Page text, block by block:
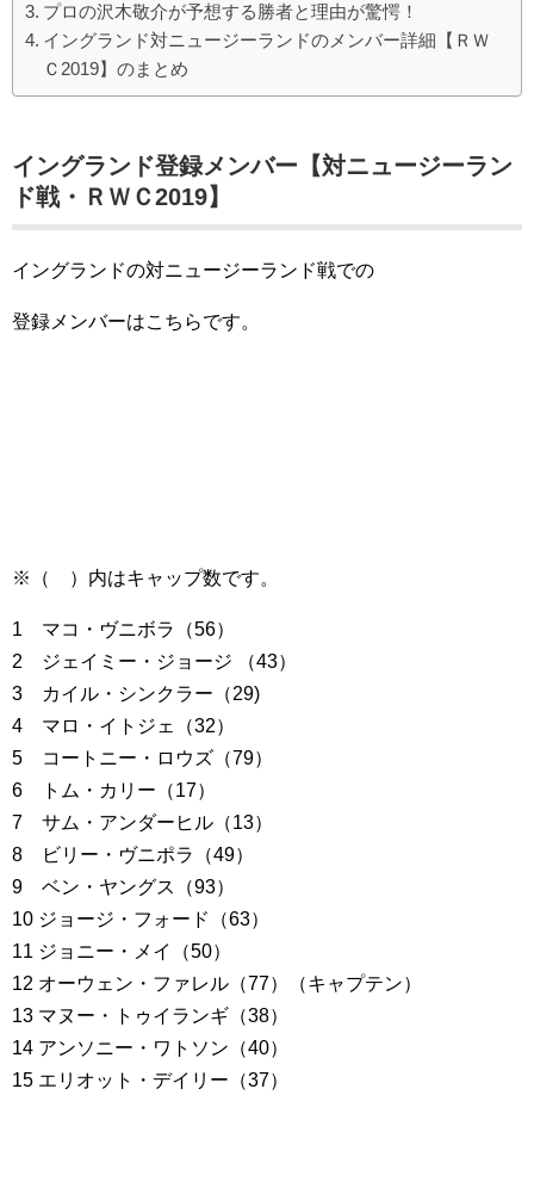
プロの沢木敬介が予想する勝者と理由が驚愕！
イングランド対ニュージーランドのメンバー詳細【ＲＷ
Ｃ2019】のまとめ
イングランド登録メンバー【対ニュージーラン
ド戦・ＲＷＣ2019】
イングランドの対ニュージーランド戦での
登録メンバーはこちらです。
※（ ）内はキャップ数です。
1 マコ・ヴニボラ（56）
2 ジェイミー・ジョージ （43）
3 カイル・シンクラー（29)
4 マロ・イトジェ（32）
5 コートニー・ロウズ（79）
6 トム・カリー（17）
7 サム・アンダーヒル（13）
8 ビリー・ヴニポラ（49）
9 ベン・ヤングス（93）
10 ジョージ・フォード（63）
11 ジョニー・メイ（50）
12 オーウェン・ファレル（77）（キャプテン）
13 マヌー・トゥイランギ（38）
14 アンソニー・ワトソン（40）
15 エリオット・デイリー（37）